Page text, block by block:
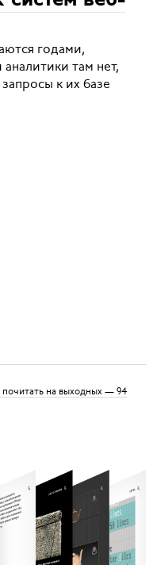
годами,
там нет,
к их базе
почитать на выходных — 94